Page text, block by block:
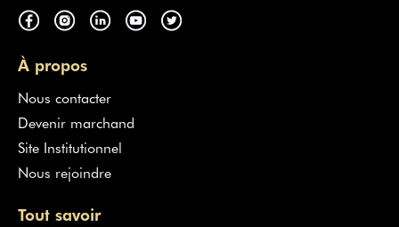
À propos
Nous contacter
Devenir marchand
Site Institutionnel
Nous rejoindre
Tout savoir